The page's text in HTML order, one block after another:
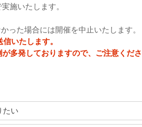
施いたします。
った場合には開催を中止いたします。
いたします。
多発しておりますので、ご注意くださ
たい